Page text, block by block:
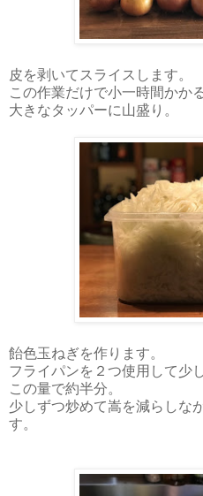
皮を剥いてスライスします。
この作業だけで小一時間かか
大きなタッパーに山盛り。
飴色玉ねぎを作ります。
フライパンを２つ使用して少
この量で約半分。
少しずつ炒めて嵩を減らしな
す。